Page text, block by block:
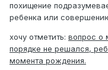
похищение
ребенка или
хочу отметить: вопрос о
порядке не решался,
момента рождения.